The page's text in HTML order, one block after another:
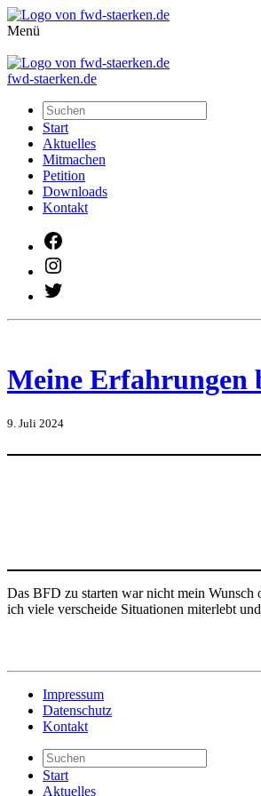
Menü
fwd-staerken.de
Start
Aktuelles
Mitmachen
Petition
Downloads
Kontakt
Meine Erfahrungen
9. Juli 2024
Das BFD zu starten war nicht mein
ich viele verscheide Situationen miterlebt
Impressum
Datenschutz
Kontakt
Start
Aktuelles